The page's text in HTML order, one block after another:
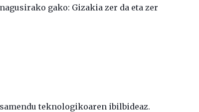
gako: Gizakia zer da eta zer
teknologikoaren ibilbideaz.